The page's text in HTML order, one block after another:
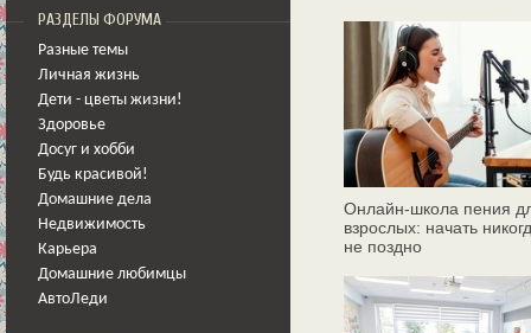
РАЗДЕЛЫ ФОРУМА
Разные темы
Личная жизнь
Дети - цветы жизни!
Здоровье
Досуг и хобби
Будь красивой!
Домашние дела
Недвижимость
Карьера
Домашние любимцы
АвтоЛеди
Онлайн‑школа пения
взрослых: начать
не поздно